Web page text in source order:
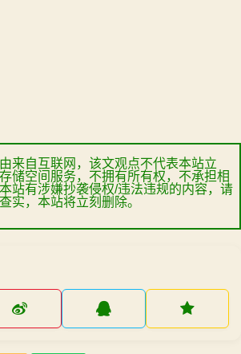
来自互联网，该文观点不代表本站立
储空间服务，不拥有所有权，不承担相
站有涉嫌抄袭侵权/违法违规的内容，请
实，本站将立刻删除。